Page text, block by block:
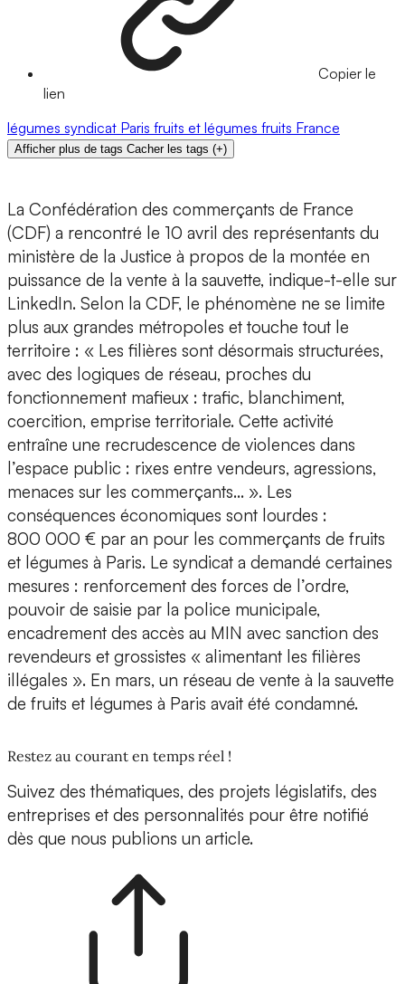
Copier le
lien
légumes syndicat Paris fruits et légumes fruits France
Afficher plus de tags Cacher les tags (+)
La Confédération des commerçants de France
(CDF) a rencontré le 10 avril des représentants du
ministère de la Justice à propos de la montée en
puissance de la vente à la sauvette, indique-t-elle sur
LinkedIn. Selon la CDF, le phénomène ne se limite
plus aux grandes métropoles et touche tout le
territoire : « Les filières sont désormais structurées,
avec des logiques de réseau, proches du
fonctionnement mafieux : trafic, blanchiment,
coercition, emprise territoriale. Cette activité
entraîne une recrudescence de violences dans
l’espace public : rixes entre vendeurs, agressions,
menaces sur les commerçants… ». Les
conséquences économiques sont lourdes :
800 000 € par an pour les commerçants de fruits
et légumes à Paris. Le syndicat a demandé certaines
mesures : renforcement des forces de l’ordre,
pouvoir de saisie par la police municipale,
encadrement des accès au MIN avec sanction des
revendeurs et grossistes « alimentant les filières
illégales ». En mars, un réseau de vente à la sauvette
de fruits et légumes à Paris avait été condamné.
Restez au courant en temps réel !
Suivez des thématiques, des projets législatifs, des
entreprises et des personnalités pour être notifié
dès que nous publions un article.